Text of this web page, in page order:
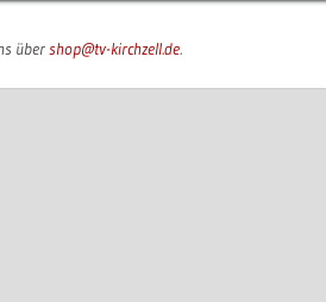
übershop@tv-kirchzell.de.